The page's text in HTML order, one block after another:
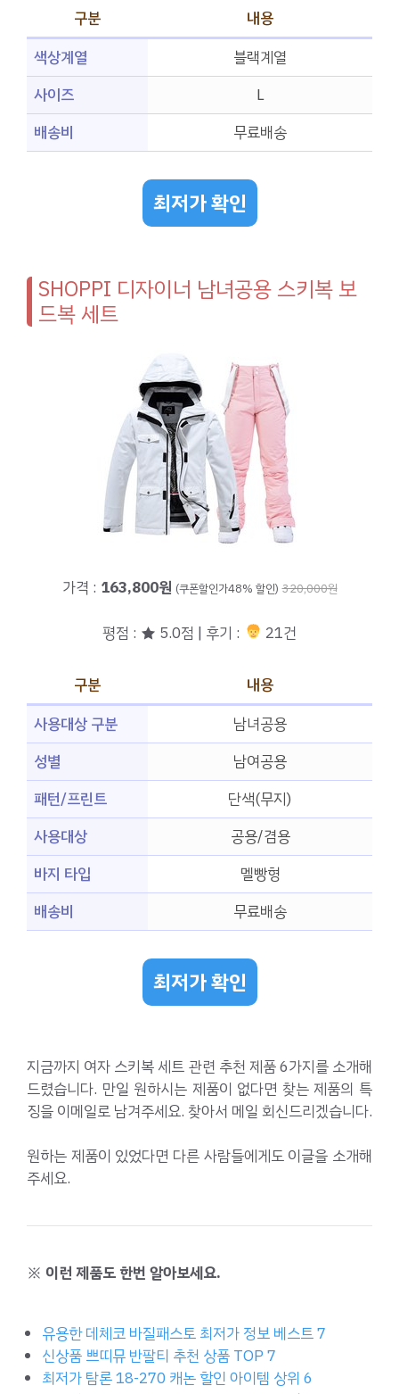
구분
내용
색상계열
블랙계열
사이즈
L
배송비
무료배송
최저가 확인
SHOPPI 디자이너 남녀공용 스키복 보
드복 세트
가격 : 163,800원 (쿠폰할인가48% 할인) 320,000원
평점 : ★ 5.0점 | 후기 : 21건
구분
내용
사용대상 구분
남녀공용
성별
남여공용
패턴/프린트
단색(무지)
사용대상
공용/겸용
바지 타입
멜빵형
배송비
무료배송
최저가 확인
지금까지 여자 스키복 세트 관련 추천 제품 6가지를 소개해
드렸습니다. 만일 원하시는 제품이 없다면 찾는 제품의 특
징을 이메일로 남겨주세요. 찾아서 메일 회신드리겠습니다.
원하는 제품이 있었다면 다른 사람들에게도 이글을 소개해
주세요.
※ 이런 제품도 한번 알아보세요.
유용한 데체코 바질패스토 최저가 정보 베스트 7
신상품 쁘띠뮤 반팔티 추천 상품 TOP 7
최저가 탐론 18-270 캐논 할인 아이템 상위 6